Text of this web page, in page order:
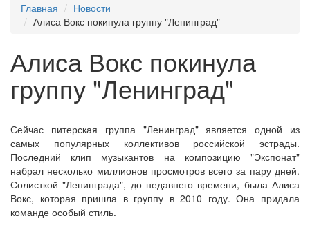
Главная
Новости
Алиса Вокс покинула группу "Ленинград"
Алиса Вокс покинула
группу "Ленинград"
Сейчас питерская группа "Ленинград" является одной из
самых популярных коллективов российской эстрады.
Последний клип музыкантов на композицию "Экспонат"
набрал несколько миллионов просмотров всего за пару дней.
Солисткой "Ленинграда", до недавнего времени, была Алиса
Вокс, которая пришла в группу в 2010 году. Она придала
команде особый стиль.